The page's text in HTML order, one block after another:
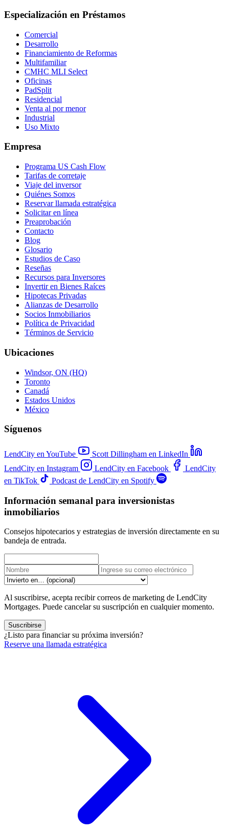
Especialización en Préstamos
Comercial
Desarrollo
Financiamiento de Reformas
Multifamiliar
CMHC MLI Select
Oficinas
PadSplit
Residencial
Venta al por menor
Industrial
Uso Mixto
Empresa
Programa US Cash Flow
Tarifas de corretaje
Viaje del inversor
Quiénes Somos
Reservar llamada estratégica
Solicitar en línea
Preaprobación
Contacto
Blog
Glosario
Estudios de Caso
Reseñas
Recursos para Inversores
Invertir en Bienes Raíces
Hipotecas Privadas
Alianzas de Desarrollo
Socios Inmobiliarios
Política de Privacidad
Términos de Servicio
Ubicaciones
Windsor, ON (HQ)
Toronto
Canadá
Estados Unidos
México
Síguenos
LendCity en YouTube
Scott Dillingham en LinkedIn
LendCity en Instagram
LendCity en Facebook
LendCity
en TikTok
Podcast de LendCity en Spotify
Información semanal para inversionistas
inmobiliarios
Consejos hipotecarios y estrategias de inversión directamente en su
bandeja de entrada.
Al suscribirse, acepta recibir correos de marketing de LendCity
Mortgages. Puede cancelar su suscripción en cualquier momento.
Suscribirse
¿Listo para financiar su próxima inversión?
Reserve una llamada estratégica